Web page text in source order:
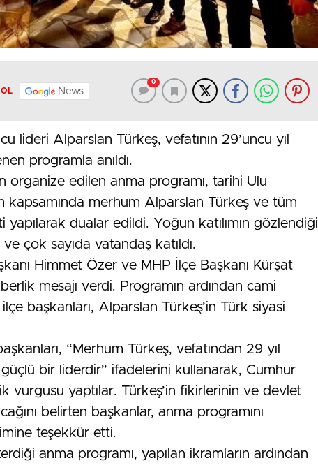
News
0
lideri Alparslan Türkeş, vefatının 29’uncu yıl
programla anıldı.
organize edilen anma programı, tarihi Ulu
kapsamında merhum Alparslan Türkeş ve tüm
yapılarak dualar edildi. Yoğun katılımın gözlendiği
çok sayıda vatandaş katıldı.
Himmet Özer ve MHP İlçe Başkanı Kürşat
mesajı verdi. Programın ardından cami
ilçe başkanları, Alparslan Türkeş’in Türk siyasi
“Merhum Türkeş, vefatından 29 yıl
bir liderdir” ifadelerini kullanarak, Cumhur
vurgusu yaptılar. Türkeş’in fikirlerinin ve devlet
belirten başkanlar, anma programını
teşekkür etti.
anma programı, yapılan ikramların ardından